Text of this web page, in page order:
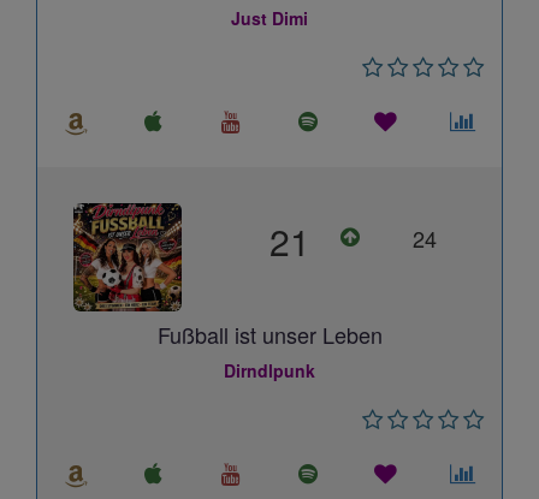
Just Dimi
21 24
Fußball ist unser Leben
Dirndlpunk